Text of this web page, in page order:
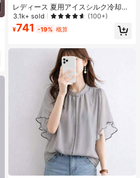
レディース 夏用アイスシルク冷却ジ
ョガーパンツ、速乾軽量スポーツパ
ンツ、ジッパーポケットとウエスト
バンド付き、フィットネスとランニ
3.1k+ sold (100+)
¥741 -19% 概算